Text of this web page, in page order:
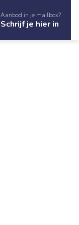
Aanbod in je mailbox?
Schrijf je hier in